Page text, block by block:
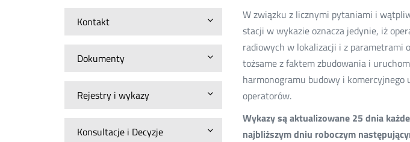
Kontakt
Dokumenty
Rejestry i wykazy
Konsultacje i Decyzje
W związku z licznymi pytaniami i
stacji w wykazie oznacza jedynie, iż
radiowych w lokalizacji i z parametrami
tożsame z faktem zbudowania i
harmonogramu budowy i
operatorów.
Wykazy są aktualizowane 25 dnia
najbliższym dniu roboczym